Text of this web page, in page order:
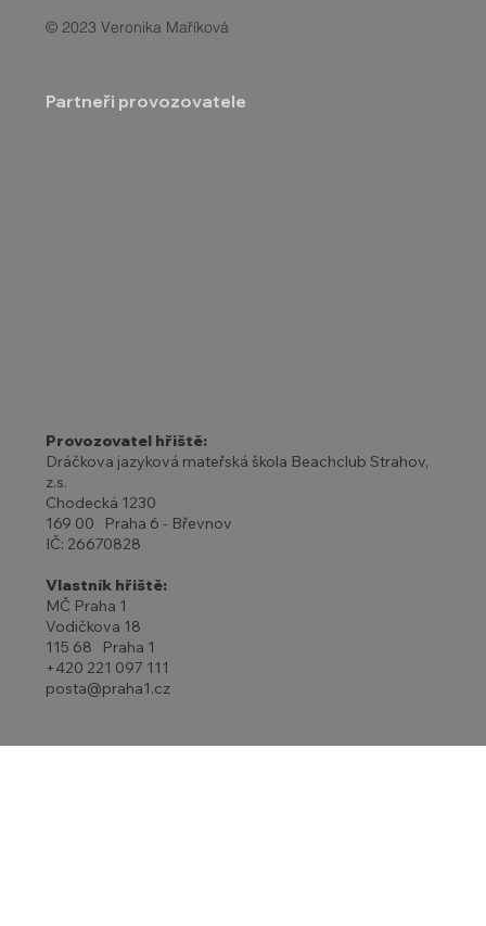
Provozovatel hřiště:
Dráčkova jazyková mateřská škola Beachclub Strahov,
z.s.
Chodecká 1230
169 00 Praha 6 - Břevnov
IČ: 26670828
Vlastník hřiště:
MČ Praha 1
Vodičkova 18
115 68 Praha 1
+420 221 097 111
posta@praha1.cz
© 2023 Veronika Maříková
Partneři provozovatele